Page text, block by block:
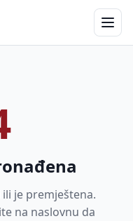
je premještena.
na naslovnu da